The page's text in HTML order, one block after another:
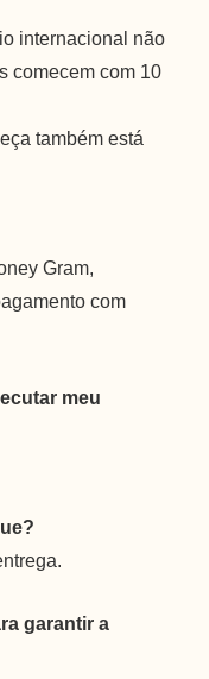
internacional não
comecem com 10
também está
Gram,
com
meu
garantir a